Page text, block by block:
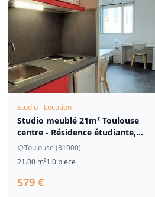
Studio - Location
Studio meublé 21m² Toulouse
centre - Résidence étudiante,...
Toulouse (31000)
21.00 m²1.0 pièce
579 €